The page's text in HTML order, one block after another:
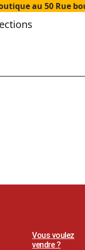
au 50 Rue
Vous voulez
vendre ?